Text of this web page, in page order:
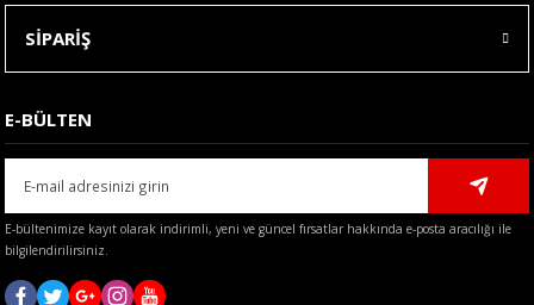
Gönder
SİPARİŞ
E-BÜLTEN
E-bültenimize kayıt olarak indirimli, yeni ve güncel fırsatlar hakkında e-posta aracılığı ile
bilgilendirilirsiniz.